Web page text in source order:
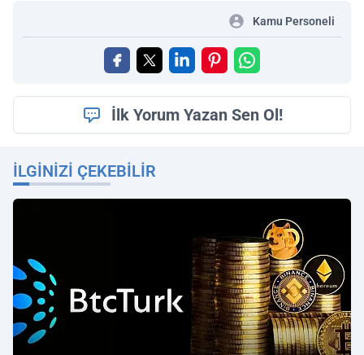
Kamu Personeli
İlk Yorum Yazan Sen Ol!
İLGINIZI ÇEKEBILIR